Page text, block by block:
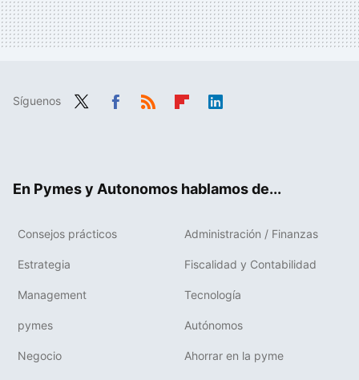
Síguenos
En Pymes y Autonomos hablamos de...
Consejos prácticos Administración / Finanzas
Estrategia Fiscalidad y Contabilidad
Management Tecnología
pymes Autónomos
Negocio Ahorrar en la pyme